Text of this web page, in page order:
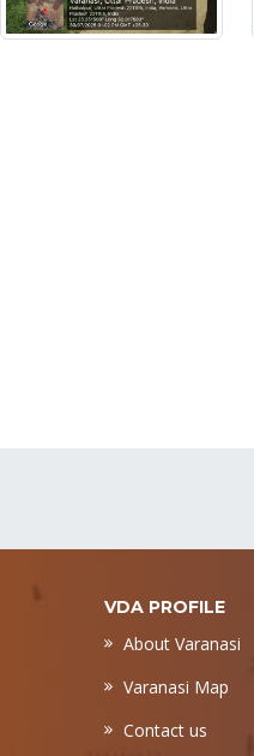
VDA PROFILE
About Varanasi
Varanasi Map
Contact us